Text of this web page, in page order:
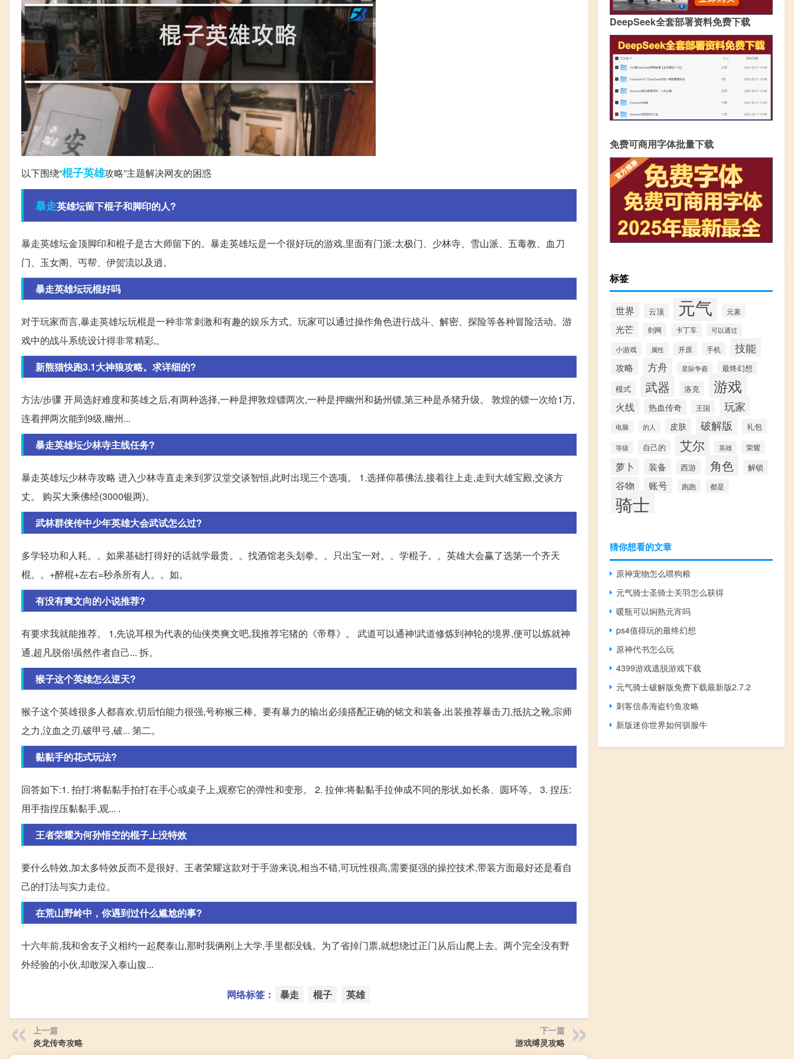
以下围绕“棍子英雄攻略”主题解决网友的困惑
暴走英雄坛留下棍子和脚印的人?
暴走英雄坛金顶脚印和棍子是古大师留下的。暴走英雄坛是一个很好玩的游戏,里面有门派:太极门、少林寺、雪山派、五毒教、血刀
门、玉女阁、丐帮、伊贺流以及逍。
暴走英雄坛玩棍好吗
对于玩家而言,暴走英雄坛玩棍是一种非常刺激和有趣的娱乐方式。玩家可以通过操作角色进行战斗、解密、探险等各种冒险活动。游
戏中的战斗系统设计得非常精彩,。
新熊猫快跑3.1大神狼攻略。求详细的?
方法/步骤 开局选好难度和英雄之后,有两种选择,一种是押敦煌镖两次,一种是押幽州和扬州镖,第三种是杀猪升级。 敦煌的镖一次给1万,
连着押两次能到9级,幽州...
暴走英雄坛少林寺主线任务?
暴走英雄坛少林寺攻略 进入少林寺直走来到罗汉堂交谈智恒,此时出现三个选项。 1.选择仰慕佛法,接着往上走,走到大雄宝殿,交谈方
丈。 购买大乘佛经(3000银两)。
武林群侠传中少年英雄大会武试怎么过?
多学轻功和人耗。。如果基础打得好的话就学最贵。。找酒馆老头划拳。。只出宝一对。。学棍子。。英雄大会赢了选第一个齐天
棍。。+醉棍+左右=秒杀所有人。。如。
有没有爽文向的小说推荐?
有要求我就能推荐。 1,先说耳根为代表的仙侠类爽文吧,我推荐宅猪的《帝尊》。 武道可以通神!武道修炼到神轮的境界,便可以炼就神
通,超凡脱俗!虽然作者自己... 拆。
猴子这个英雄怎么逆天?
猴子这个英雄很多人都喜欢,切后怕能力很强,号称猴三棒。要有暴力的输出必须搭配正确的铭文和装备,出装推荐暴击刀,抵抗之靴,宗师
之力,泣血之刃,破甲弓,破... 第二。
黏黏手的花式玩法?
回答如下:1. 拍打:将黏黏手拍打在手心或桌子上,观察它的弹性和变形。 2. 拉伸:将黏黏手拉伸成不同的形状,如长条、圆环等。 3. 捏压:
用手指捏压黏黏手,观... .
王者荣耀为何孙悟空的棍子上没特效
要什么特效,加太多特效反而不是很好。王者荣耀这款对于手游来说,相当不错,可玩性很高,需要挺强的操控技术,带装方面最好还是看自
己的打法与实力走位。
在荒山野岭中，你遇到过什么尴尬的事?
十六年前,我和舍友子义相约一起爬泰山,那时我俩刚上大学,手里都没钱。为了省掉门票,就想绕过正门从后山爬上去。两个完全没有野
外经验的小伙,却敢深入泰山腹...
网络标签： 暴走 棍子 英雄
上一篇
炎龙传奇攻略
下一篇
游戏缚灵攻略
DeepSeek全套部署资料免费下载
免费可商用字体批量下载
标签
世界 云顶 元气 元素
光芒 剑网 卡丁车 可以通过
小游戏 属性 开原 手机 技能
攻略 方舟 星际争霸 最终幻想
模式 武器 洛克 游戏
火线 热血传奇 王国 玩家
电脑 的人 皮肤 破解版 礼包
等级 自己的 艾尔 英雄 荣耀
萝卜 装备 西游 角色 解锁
谷物 账号 跑跑 都是
骑士
猜你想看的文章
原神宠物怎么喂狗粮
元气骑士圣骑士关羽怎么获得
暖瓶可以焖熟元宵吗
ps4值得玩的最终幻想
原神代书怎么玩
4399游戏逃脱游戏下载
元气骑士破解版免费下载最新版2.7.2
刺客信条海盗钓鱼攻略
新版迷你世界如何驯服牛